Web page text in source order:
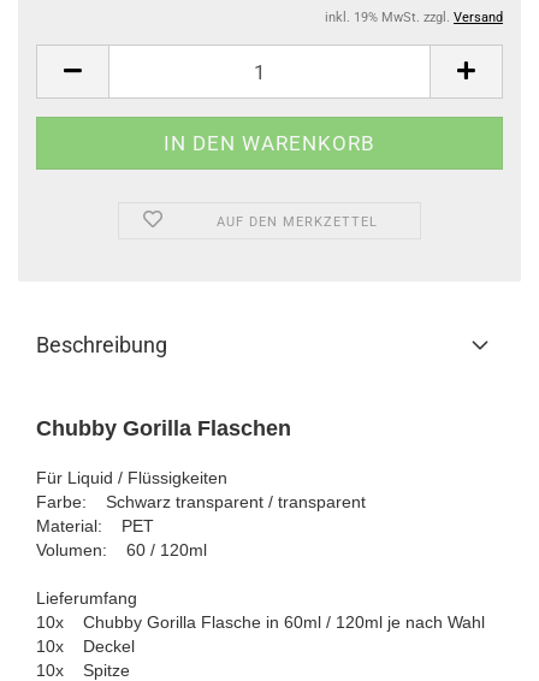
inkl. 19% MwSt. zzgl. Versand
AUF DEN MERKZETTEL
Beschreibung
Chubby Gorilla Flaschen
Für Liquid / Flüssigkeiten
Farbe: Schwarz transparent / transparent
Material: PET
Volumen: 60 / 120ml
Lieferumfang
10x Chubby Gorilla Flasche in 60ml / 120ml je nach Wahl
10x Deckel
10x Spitze